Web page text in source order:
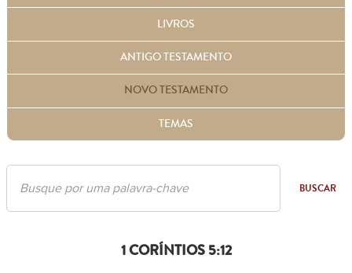
LIVROS
ANTIGO TESTAMENTO
NOVO TESTAMENTO
TEMAS
BUSCAR
1 CORÍNTIOS 5:12